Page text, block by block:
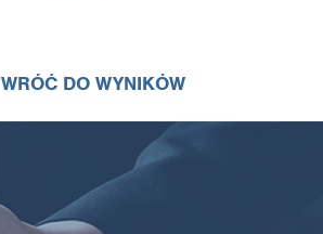
WRÓĆ DO WYNIKÓW